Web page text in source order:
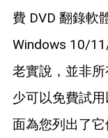
費 DVD 翻錄軟
Windows 10/
老實說，並非
少可以免費試
面為您列出了